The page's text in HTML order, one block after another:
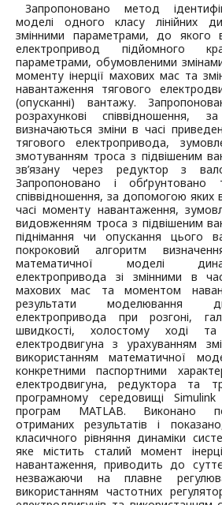
Запропоновано метод
моделі одного класу лінійних
змінними параметрами, до якого
електропривод підйомного
параметрами, обумовленими
моменту інерції махових мас та
навантаження тягового
(опусканні) вантажу.
розрахункові співвідношення,
визначаються зміни в часі
тягового електропривода,
змотуванням троса з підвішеним
зв’язану через редуктор з
Запропоновано і обґрунтовано
співвідношення, за допомогою яких
часі моменту навантаження,
видовженням троса з підвішеним
піднімання чи опускання цього
покроковий алгоритм
математичної моделі
електропривода зі змінними в
махових мас та моментом
результати моделювання
електропривода при розгоні,
швидкості, холостому ході та
електродвигуна з урахуванням
використанням математичної
конкретними паспортними
електродвигуна, редуктора та
програмному середовищі
програм MATLAB. Виконано
отриманих результатів і
класичного рівняння динаміки
яке містить сталий момент
навантаження, приводить до
незважаючи на плавне
використанням частотних